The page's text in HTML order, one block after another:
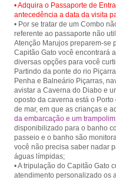
• Adquira o Passaporte de
antecedência a data da visita
• Por se tratar de um Combo
referente ao passaporte não
Atenção Marujos preparem-se
Capitão Gato você encontrará
diversas opções para você
Partindo da ponte do rio
Penha e Balneário Piçarras,
avistar a Caverna do Diabo e
oposto da caverna está o
de mar, em que as crianças e
da embarcação e um
disponibilizado para o banho
passeio e o banho são
você não precisa saber nadar
águas límpidas;
• A tripulação do Capitão Gato
atendimento personalizado os